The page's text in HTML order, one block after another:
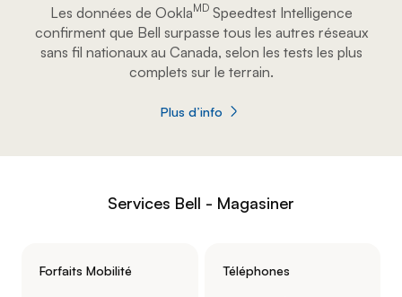
Les données de OoklaMDSpeedtest Intelligence
confirment que Bell surpasse tous les autres réseaux
sans fil nationaux au Canada, selon les tests les plus
complets sur le terrain.
Plus d’info
sur Le réseau 5G de Bell est désigné
Services Bell - Magasiner
Forfaits Mobilité Téléphones